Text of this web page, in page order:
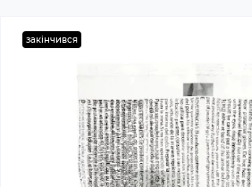
закінчився